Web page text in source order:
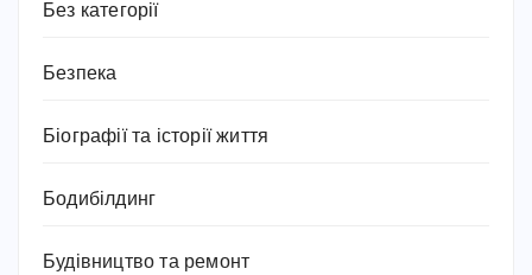
Без категорії
Безпека
Біографії та історії життя
Бодибілдинг
Будівництво та ремонт